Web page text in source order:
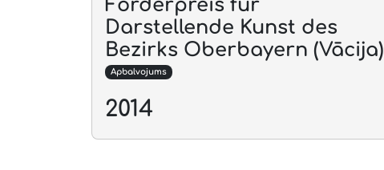
Förderpreis für
Darstellende Kunst des
Bezirks Oberbayern (Vācija)
Apbalvojums
2014